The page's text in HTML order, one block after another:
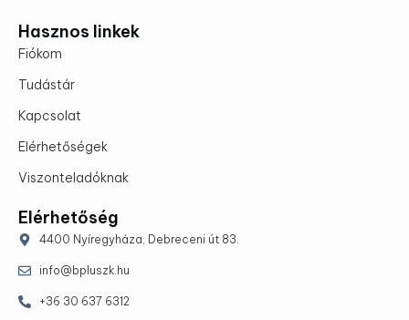
Hasznos linkek
Fiókom
Tudástár
Kapcsolat
Elérhetőségek
Viszonteladóknak
Elérhetőség
4400 Nyíregyháza, Debreceni út 83.
info@bpluszk.hu
+36 30 637 6312